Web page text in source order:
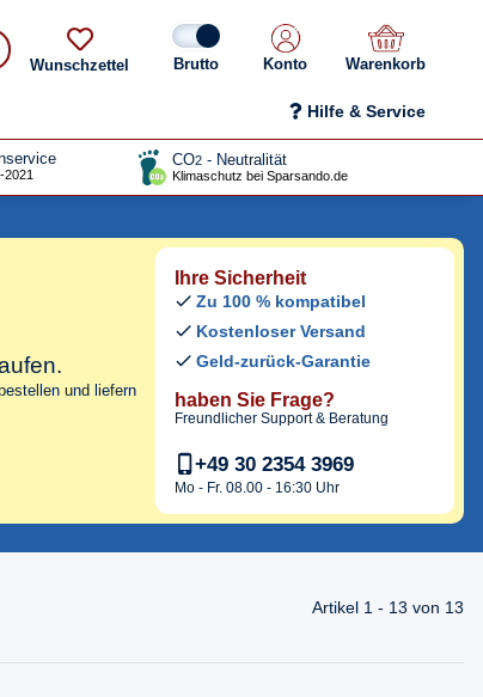
Wunschzettel Konto Warenkorb
Hilfe & Service
CO2 - Neutralität
Klimaschutz bei Sparsando.de
und liefern
Ihre Sicherheit
Zu 100 % kompatibel
Kostenloser Versand
Geld-zurück-Garantie
haben Sie Frage?
Freundlicher Support & Beratung
+49 30 2354 3969
Mo - Fr. 08.00 - 16:30 Uhr
Artikel 1 - 13 von 13